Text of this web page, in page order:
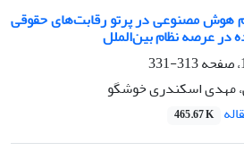
هوش مصنوعی در پرتو رقابت‌های حقوقی
در عرصه نظام بین‌الملل
313-331
مهدی اسکندری خوشگو
465.67 K